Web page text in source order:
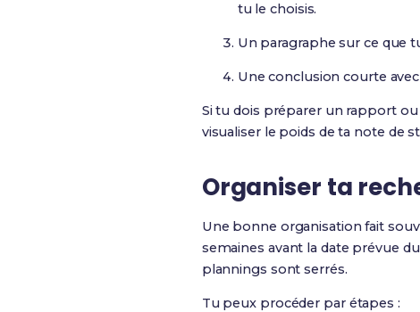
tu le choisis.
Un paragraphe sur ce que
Une conclusion courte
Si tu dois préparer un rapport
visualiser le poids de ta note de
Organiser ta
Une bonne organisation fait
semaines avant la date prévue du
plannings sont serrés.
Tu peux procéder par étapes :